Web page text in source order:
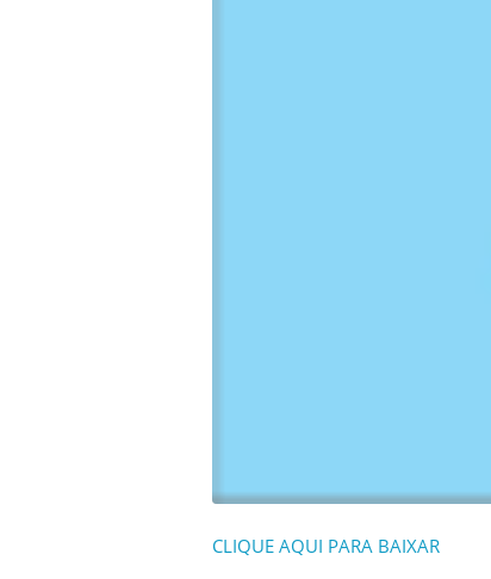
CLIQUE AQUI PARA BAIXAR